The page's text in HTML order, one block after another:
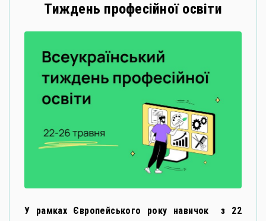
Тиждень професійної освіти
У рамках Європейського року навичок з 22